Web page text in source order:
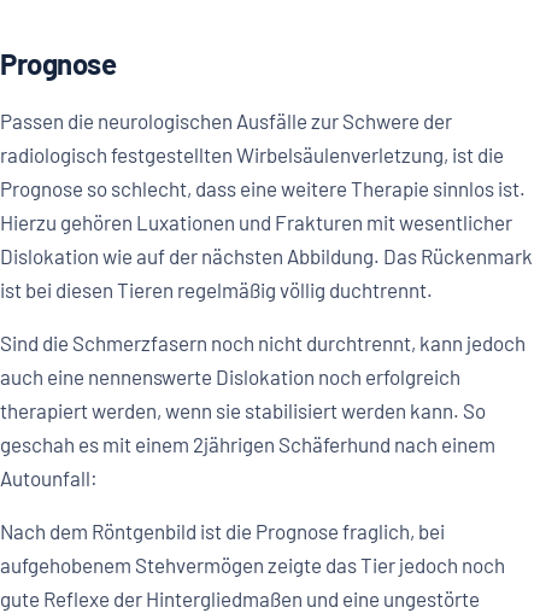
Prognose
Passen die neurologischen Ausfälle zur Schwere der
radiologisch festgestellten Wirbelsäulenverletzung, ist die
Prognose so schlecht, dass eine weitere Therapie sinnlos ist.
Hierzu gehören Luxationen und Frakturen mit wesentlicher
Dislokation wie auf der nächsten Abbildung. Das Rückenmark
ist bei diesen Tieren regelmäßig völlig duchtrennt.
Sind die Schmerzfasern noch nicht durchtrennt, kann jedoch
auch eine nennenswerte Dislokation noch erfolgreich
therapiert werden, wenn sie stabilisiert werden kann. So
geschah es mit einem 2jährigen Schäferhund nach einem
Autounfall:
Nach dem Röntgenbild ist die Prognose fraglich, bei
aufgehobenem Stehvermögen zeigte das Tier jedoch noch
gute Reflexe der Hintergliedmaßen und eine ungestörte